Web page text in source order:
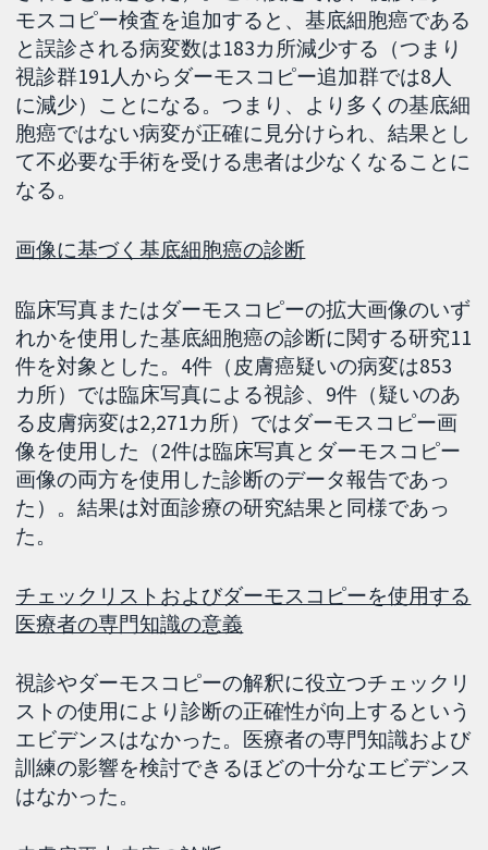
モスコピー検査を追加すると、基底細胞癌である
と誤診される病変数は183カ所減少する（つまり
視診群191人からダーモスコピー追加群では8人
に減少）ことになる。つまり、より多くの基底細
胞癌ではない病変が正確に見分けられ、結果とし
て不必要な手術を受ける患者は少なくなることに
なる。
画像に基づく基底細胞癌の診断
臨床写真またはダーモスコピーの拡大画像のいず
れかを使用した基底細胞癌の診断に関する研究11
件を対象とした。4件（皮膚癌疑いの病変は853
カ所）では臨床写真による視診、9件（疑いのあ
る皮膚病変は2,271カ所）ではダーモスコピー画
像を使用した（2件は臨床写真とダーモスコピー
画像の両方を使用した診断のデータ報告であっ
た）。結果は対面診療の研究結果と同様であっ
た。
チェックリストおよびダーモスコピーを使用する
医療者の専門知識の意義
視診やダーモスコピーの解釈に役立つチェックリ
ストの使用により診断の正確性が向上するという
エビデンスはなかった。医療者の専門知識および
訓練の影響を検討できるほどの十分なエビデンス
はなかった。